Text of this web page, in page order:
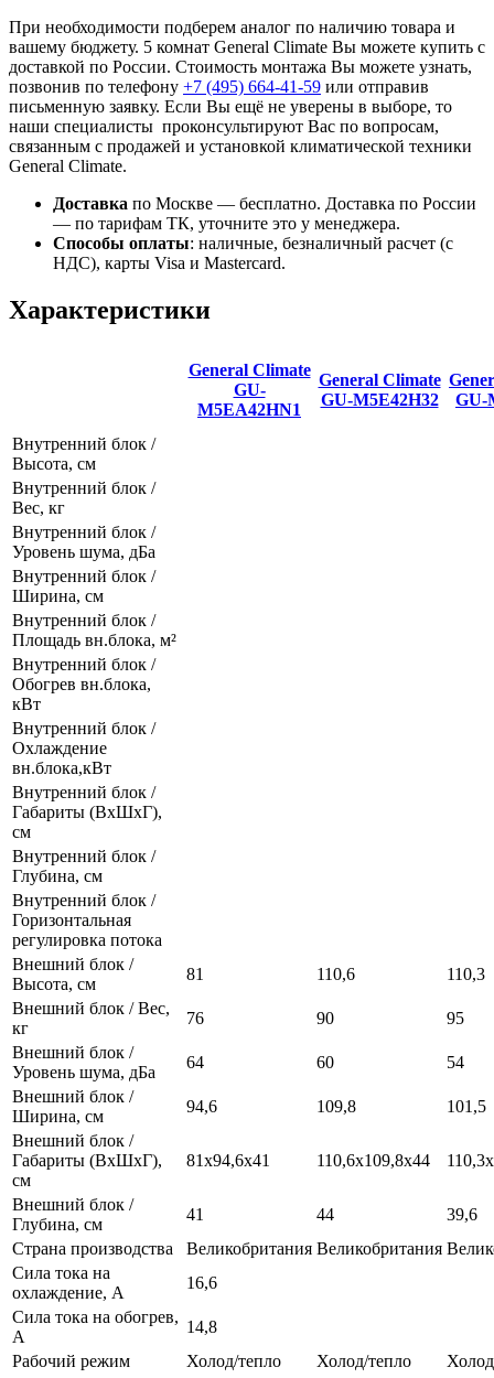
При необходимости подберем аналог по наличию товара и
вашему бюджету. 5 комнат General Climate Вы можете купить с
доставкой по России. Стоимость монтажа Вы можете узнать,
позвонив по телефону +7 (495) 664-41-59 или отправив
письменную заявку. Если Вы ещё не уверены в выборе, то
наши специалисты проконсультируют Вас по вопросам,
связанным с продажей и установкой климатической техники
General Climate.
Доставка по Москве — бесплатно. Доставка по России
— по тарифам ТК, уточните это у менеджера.
Способы оплаты: наличные, безналичный расчет (с
НДС), карты Visa и Mastercard.
Характеристики
General Climate
GU-
M5EA42HN1
General Climate
GU-M5E42H32
GU-
Внутренний блок /
Высота, см
Внутренний блок /
Вес, кг
Внутренний блок /
Уровень шума, дБа
Внутренний блок /
Ширина, см
Внутренний блок /
Площадь вн.блока, м²
Внутренний блок /
Обогрев вн.блока,
кВт
Внутренний блок /
Охлаждение
вн.блока,кВт
Внутренний блок /
Габариты (ВхШхГ),
см
Внутренний блок /
Глубина, см
Внутренний блок /
Горизонтальная
регулировка потока
Внешний блок /
Высота, см
81 110,6
110,3
Внешний блок / Вес,
кг
76 90
95
Внешний блок /
Уровень шума, дБа
64 60
54
Внешний блок /
Ширина, см
94,6 109,8
101,5
Внешний блок /
Габариты (ВхШхГ),
см
81х94,6х41 110,6х109,8х44
Внешний блок /
Глубина, см
41 44
39,6
Страна производства
Великобритания Великобритания
Сила тока на
охлаждение, А
16,6
Сила тока на обогрев,
А
14,8
Рабочий режим
Холод/тепло Холод/тепло